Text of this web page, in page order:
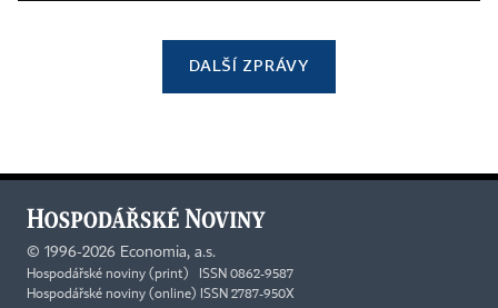
DALŠÍ ZPRÁVY
© 1996-2026 Economia, a.s.
Hospodářské noviny (print) ISSN 0862-9587
Hospodářské noviny (online) ISSN 2787-950X